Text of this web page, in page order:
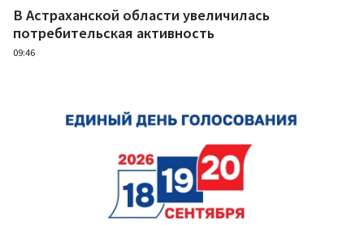
В Астраханской области увеличилась
потребительская активность
09:46